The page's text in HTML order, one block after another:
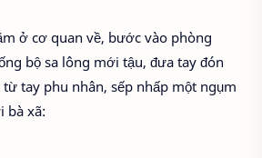
ở cơ quan về, bước vào phòng
bộ sa lông mới tậu, đưa tay đón
tay phu nhân, sếp nhấp một ngụm
bà xã: